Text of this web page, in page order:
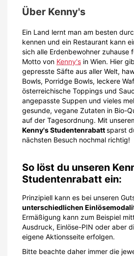
Über Kenny's
Ein Land lernt man am besten
kennen und ein Restaurant kann
sich alle Erdenbewohner zuhause
Motto von Kenny's in Wien. Hier
gepresste Säfte aus aller Welt,
Bowls, Porridge Bowls, leckere
österreichische Toppings und
angepasste Suppen und vieles
gesunde, vegane Zutaten in Bio-
auf der Tagesordnung. Mit
Kenny's Studentenrabattsparst
nächsten Besuch nochmal richtig!
So löst du unseren
Studentenrabatt ein:
Prinzipiell kann es bei unseren
unterschiedlichen
Ermäßigung kann zum Beispiel
Ausdruck, Einlöse-PIN oder aber
eigene Aktionsseite erfolgen.
Bitte beachte daher immer die